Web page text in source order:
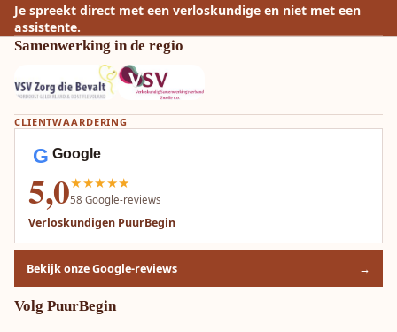
Je spreekt direct met een verloskundige en niet met een
assistente.
Samenwerking in de regio
CLIENTWAARDERING
G Google
5,0★★★★★
58 Google-reviews
Verloskundigen PuurBegin
Bekijk onze Google-reviews →
Volg PuurBegin